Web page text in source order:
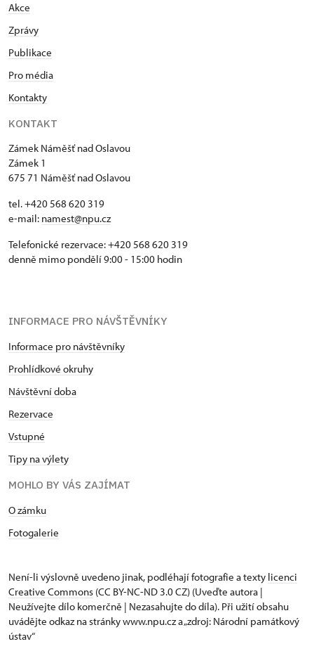
Akce
Zprávy
Publikace
Pro média
Kontakty
KONTAKT
Zámek Náměšť nad Oslavou
Zámek 1
675 71 Náměšť nad Oslavou
tel. +420 568 620 319
e-mail: namest@npu.cz
Telefonické rezervace: +420 568 620 319
denně mimo pondělí 9:00 - 15:00 hodin
INFORMACE PRO NÁVŠTĚVNÍKY
Informace pro návštěvníky
Prohlídkové okruhy
Návštěvní doba
Rezervace
Vstupné
Tipy na výlety
MOHLO BY VÁS ZAJÍMAT
O zámku
Fotogalerie
Není-li výslovně uvedeno jinak, podléhají fotografie a texty licenci
Creative Commons (CC BY-NC-ND 3.0 CZ) (Uveďte autora |
Neužívejte dílo komerčně | Nezasahujte do díla). Při užití obsahu
uvádějte odkaz na stránky www.npu.cz a „zdroj: Národní památkový
ústav“